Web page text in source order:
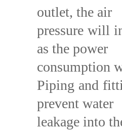
outlet, the air
pressure will
as the power
consumption
Piping and
prevent water
leakage into